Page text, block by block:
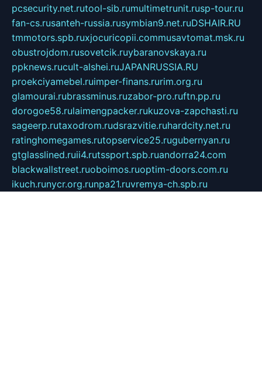
pcsecurity.net.rutool-sib.rumultimetrunit.rusp-tour.ru
fan-cs.rusanteh-russia.rusymbian9.net.ruDSHAIR.RU
tmmotors.spb.ruxjocuricopii.commusavtomat.msk.ru
obustrojdom.rusovetcik.ruybaranovskaya.ru
ppknews.rucult-alshei.ruJAPANRUSSIA.RU
proekciyamebel.ruimper-finans.rurim.org.ru
glamourai.rubrassminus.ruzabor-pro.ruftn.pp.ru
dorogoe58.rulaimengpacker.rukuzova-zapchasti.ru
sageerp.rutaxodrom.rudsrazvitie.ruhardcity.net.ru
ratinghomegames.rutopservice25.rugubernyan.ru
gtglasslined.ruii4.rutssport.spb.ruandorra24.com
blackwallstreet.ruoboimos.ruoptim-doors.com.ru
ikuch.runycr.org.runpa21.ruvremya-ch.spb.ru